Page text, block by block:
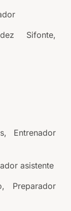
Sifonte,
Entrenador
asistente
Preparador